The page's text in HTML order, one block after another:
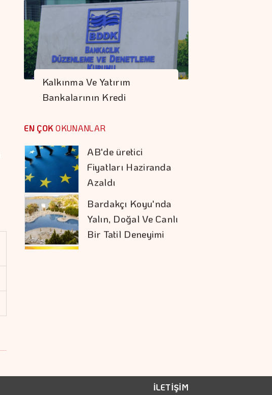
Kalkınma Ve Yatırım
Bankalarının Kredi
EN ÇOK OKUNANLAR
Sektörünün Vitrini
Kapılarını Açıyor
AB'de üretici
Fiyatları Haziranda
Azaldı
Bardakçı Koyu'nda
Bir Tatil Deneyimi
Aşırı Sıcaklar İnsani
Ve Ekonomik
Bilançoyu
Ağırlaştırıyor
Çin, 6 ABD şirketine
Yaptırım
Uygulayacak
Koşullara Rağmen
İLETİŞİM